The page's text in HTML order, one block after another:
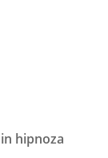
hipnoza